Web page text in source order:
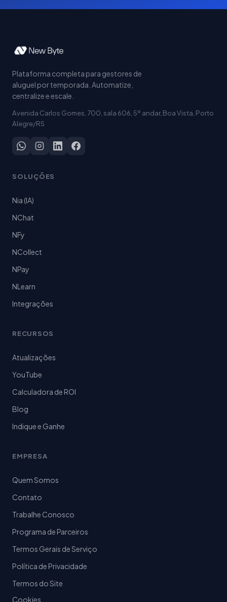
Plataforma completa para gestores de
aluguel por temporada. Automatize,
centralize e escale.
Avenida Carlos Gomes, 700, sala 606, 5º andar, Boa Vista, Porto
Alegre/RS
SOLUÇÕES
Nia (IA)
NChat
NFy
NCollect
NPay
NLearn
Integrações
RECURSOS
Atualizações
YouTube
Calculadora de ROI
Blog
Indique e Ganhe
EMPRESA
Quem Somos
Contato
Trabalhe Conosco
Programa de Parceiros
Termos Gerais de Serviço
Política de Privacidade
Termos do Site
Cookies